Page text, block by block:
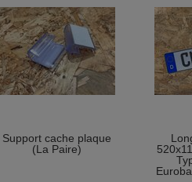
Support cache plaque
(La Paire)